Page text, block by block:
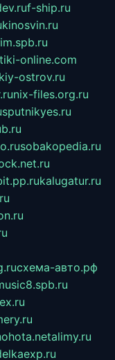
f-ship.ru
kinosvin.ru
online.com
ostrov.ru
nix-files.org.ru
sputnikyes.ru
sobakopedia.ru
kalugatur.ru
схема-авто.рф
alimy.ru